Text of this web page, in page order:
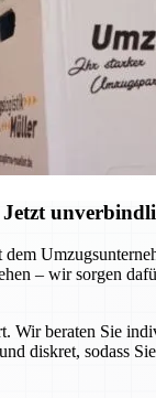
– wir sorgen
Wir beraten Sie
diskret,